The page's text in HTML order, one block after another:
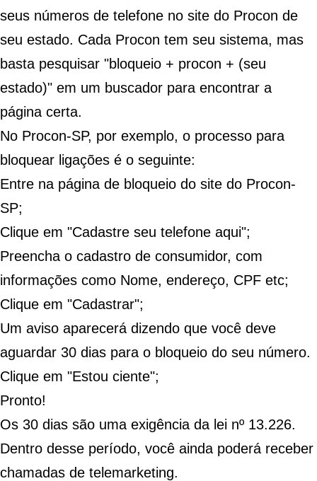
seus números de telefone no site do Procon de
seu estado. Cada Procon tem seu sistema, mas
basta pesquisar "bloqueio + procon + (seu
estado)" em um buscador para encontrar a
página certa.
No Procon-SP, por exemplo, o processo para
bloquear ligações é o seguinte:
Entre na página de bloqueio do site do Procon-
SP;
Clique em "Cadastre seu telefone aqui";
Preencha o cadastro de consumidor, com
informações como Nome, endereço, CPF etc;
Clique em "Cadastrar";
Um aviso aparecerá dizendo que você deve
aguardar 30 dias para o bloqueio do seu número.
Clique em "Estou ciente";
Pronto!
Os 30 dias são uma exigência da lei nº 13.226.
Dentro desse período, você ainda poderá receber
chamadas de telemarketing.